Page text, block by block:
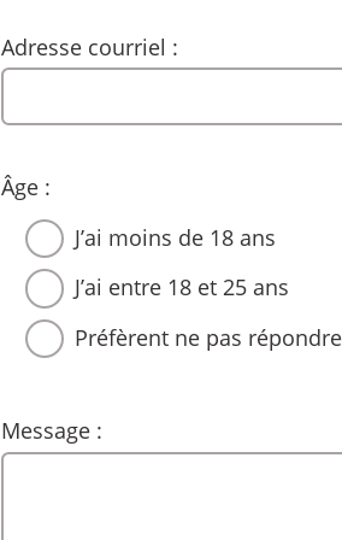
Adresse courriel :
Âge :
J’ai moins de 18 ans
J’ai entre 18 et 25 ans
Préfèrent ne pas répondre
Message :